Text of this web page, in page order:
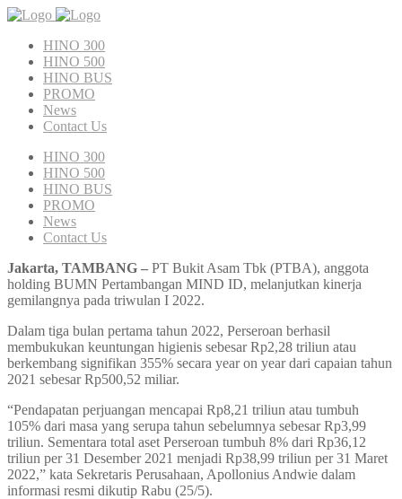
HINO 300
HINO 500
HINO BUS
PROMO
News
Contact Us
HINO 300
HINO 500
HINO BUS
PROMO
News
Contact Us
Jakarta, TAMBANG – PT Bukit Asam Tbk (PTBA), anggota
holding BUMN Pertambangan MIND ID, melanjutkan kinerja
gemilangnya pada triwulan I 2022.
Dalam tiga bulan pertama tahun 2022, Perseroan berhasil
membukukan keuntungan higienis sebesar Rp2,28 triliun atau
berkembang signifikan 355% secara year on year dari capaian tahun
2021 sebesar Rp500,52 miliar.
“Pendapatan perjuangan mencapai Rp8,21 triliun atau tumbuh
105% dari masa yang serupa tahun sebelumnya sebesar Rp3,99
triliun. Sementara total aset Perseroan tumbuh 8% dari Rp36,12
triliun per 31 Desember 2021 menjadi Rp38,99 triliun per 31 Maret
2022,” kata Sekretaris Perusahaan, Apollonius Andwie dalam
informasi resmi dikutip Rabu (25/5).